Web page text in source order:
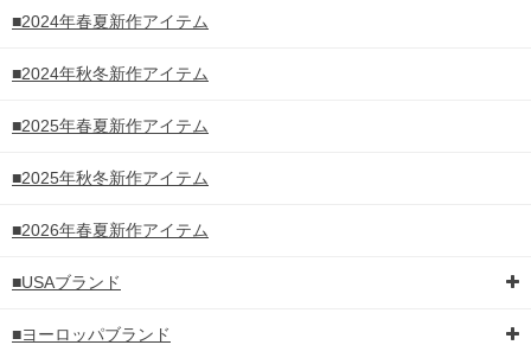
■2024年春夏新作アイテム
■2024年秋冬新作アイテム
■2025年春夏新作アイテム
■2025年秋冬新作アイテム
■2026年春夏新作アイテム
■USAブランド
■ヨーロッパブランド